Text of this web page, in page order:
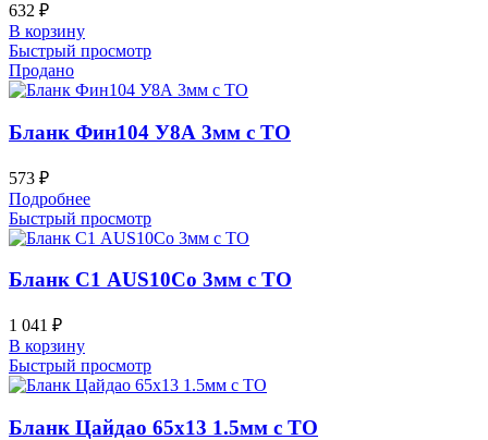
632 ₽
В корзину
Быстрый просмотр
Продано
Бланк Фин104 У8А 3мм с ТО
573 ₽
Подробнее
Быстрый просмотр
Бланк С1 AUS10Co 3мм с ТО
1 041 ₽
В корзину
Быстрый просмотр
Бланк Цайдао 65х13 1.5мм с ТО